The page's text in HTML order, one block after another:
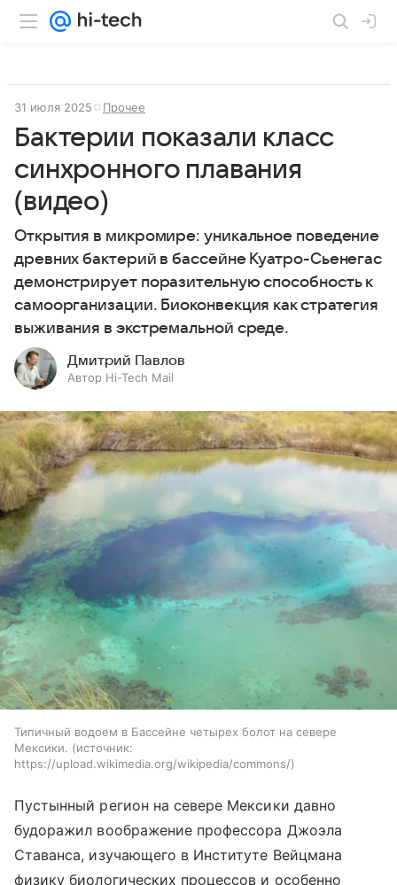
31 июля 2025 Прочее
Бактерии показали класс
синхронного плавания
(видео)
Открытия в микромире: уникальное поведение
древних бактерий в бассейне Куатро-Сьенегас
демонстрирует поразительную способность к
самоорганизации. Биоконвекция как стратегия
выживания в экстремальной среде.
Дмитрий Павлов
Автор Hi-Tech Mail
Типичный водоем в Бассейне четырех болот на севере
Мексики.
источник:
https://upload.wikimedia.org/wikipedia/commons/
Пустынный регион на севере Мексики давно
будоражил воображение профессора Джоэла
Ставанса, изучающего в Институте Вейцмана
физику биологических процессов и особенно